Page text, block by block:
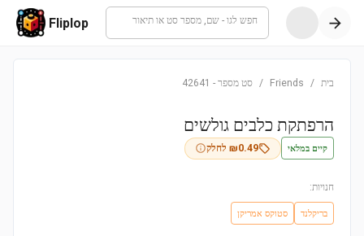
חפש לגו - שם, מספר סט או תיאור Fliplop
בית /
Friends
/ סט מספר -
42641
הרפתקת כלבים גולשים
קיים במלאי ₪0.49 לחלק
חנויות:
בריקלנד סטוקס אמריקן